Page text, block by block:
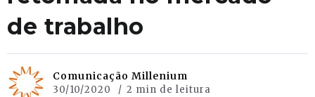
de trabalho
Comunicação Millenium
30/10/2020 2 min de leitura